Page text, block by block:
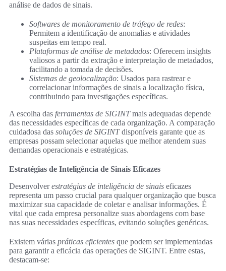
análise de dados de sinais.
Softwares de monitoramento de tráfego de redes:
Permitem a identificação de anomalias e atividades
suspeitas em tempo real.
Plataformas de análise de metadados: Oferecem insights
valiosos a partir da extração e interpretação de metadados,
facilitando a tomada de decisões.
Sistemas de geolocalização: Usados para rastrear e
correlacionar informações de sinais a localização física,
contribuindo para investigações específicas.
A escolha das ferramentas de SIGINTmais adequadas depende
das necessidades específicas de cada organização. A comparação
cuidadosa das soluções de SIGINTdisponíveis garante que as
empresas possam selecionar aquelas que melhor atendem suas
demandas operacionais e estratégicas.
Estratégias de Inteligência de Sinais Eficazes
Desenvolverestratégias de inteligência de sinais eficazes
representa um passo crucial para qualquer organização que busca
maximizar sua capacidade de coletar e analisar informações. É
vital que cada empresa personalize suas abordagens com base
nas suas necessidades específicas, evitando soluções genéricas.
Existem várias práticas eficientes que podem ser implementadas
para garantir a eficácia das operações de SIGINT. Entre estas,
destacam-se: